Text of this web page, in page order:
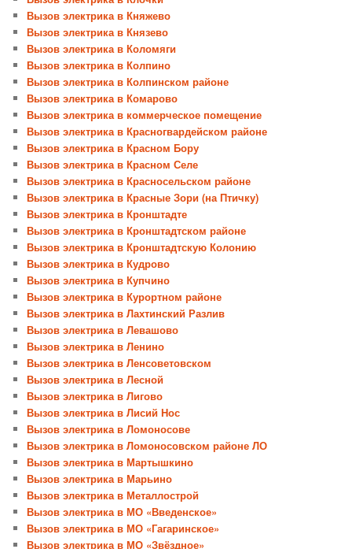
Вызов электрика в Княжево
Вызов электрика в Князево
Вызов электрика в Коломяги
Вызов электрика в Колпино
Вызов электрика в Колпинском районе
Вызов электрика в Комарово
Вызов электрика в коммерческое помещение
Вызов электрика в Красногвардейском районе
Вызов электрика в Красном Бору
Вызов электрика в Красном Селе
Вызов электрика в Красносельском районе
Вызов электрика в Красные Зори (на Птичку)
Вызов электрика в Кронштадте
Вызов электрика в Кронштадтском районе
Вызов электрика в Кронштадтскую Колонию
Вызов электрика в Кудрово
Вызов электрика в Купчино
Вызов электрика в Курортном районе
Вызов электрика в Лахтинский Разлив
Вызов электрика в Левашово
Вызов электрика в Ленино
Вызов электрика в Ленсоветовском
Вызов электрика в Лесной
Вызов электрика в Лигово
Вызов электрика в Лисий Нос
Вызов электрика в Ломоносове
Вызов электрика в Ломоносовском районе ЛО
Вызов электрика в Мартышкино
Вызов электрика в Марьино
Вызов электрика в Металлострой
Вызов электрика в МО «Введенское»
Вызов электрика в МО «Гагаринское»
Вызов электрика в МО «Звёздное»